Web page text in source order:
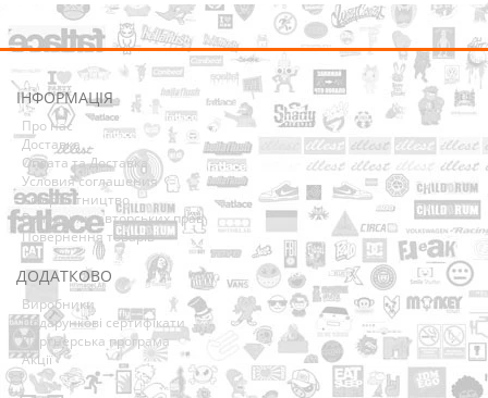
ІНФОРМАЦІЯ
Про нас
Доставка
Оплата та Доставка
Условия соглашения
Співробітництво
Володарям авторських прав
Повернення товарів
ДОДАТКОВО
Виробники
Подарункові сертифікати
Партнерська програма
Акції